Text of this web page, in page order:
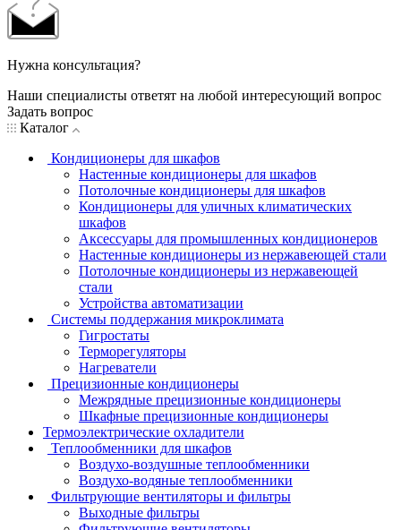
Нужна консультация?
Наши специалисты ответят на любой интересующий вопрос
Задать вопрос
Каталог
Кондиционеры для шкафов
Настенные кондиционеры для шкафов
Потолочные кондиционеры для шкафов
Кондиционеры для уличных климатических
шкафов
Аксессуары для промышленных кондиционеров
Настенные кондиционеры из нержавеющей стали
Потолочные кондиционеры из нержавеющей
стали
Устройства автоматизации
Системы поддержания микроклимата
Гигростаты
Терморегуляторы
Нагреватели
Прецизионные кондиционеры
Mежрядные прецизионные кондиционеры
Шкафные прецизионные кондиционеры
Термоэлектрические охладители
Теплообменники для шкафов
Воздухо-воздушные теплообменники
Воздухо-водяные теплообменники
Фильтрующие вентиляторы и фильтры
Выходные фильтры